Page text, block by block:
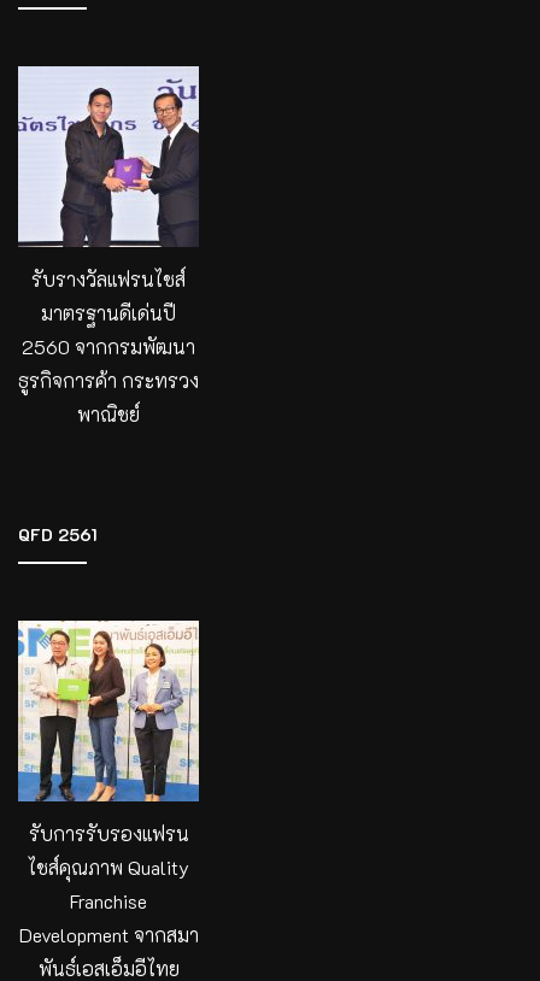
รับรางวัลแฟรนไชส์
มาตรฐานดีเด่นปี
2560 จากกรมพัฒนา
ธูรกิจการค้า กระทรวง
พาณิชย์
QFD 2561
รับการรับรองแฟรน
ไชส์คุณภาพ Quality
Franchise
Development จากสมา
พันธ์เอสเอ็มอีไทย